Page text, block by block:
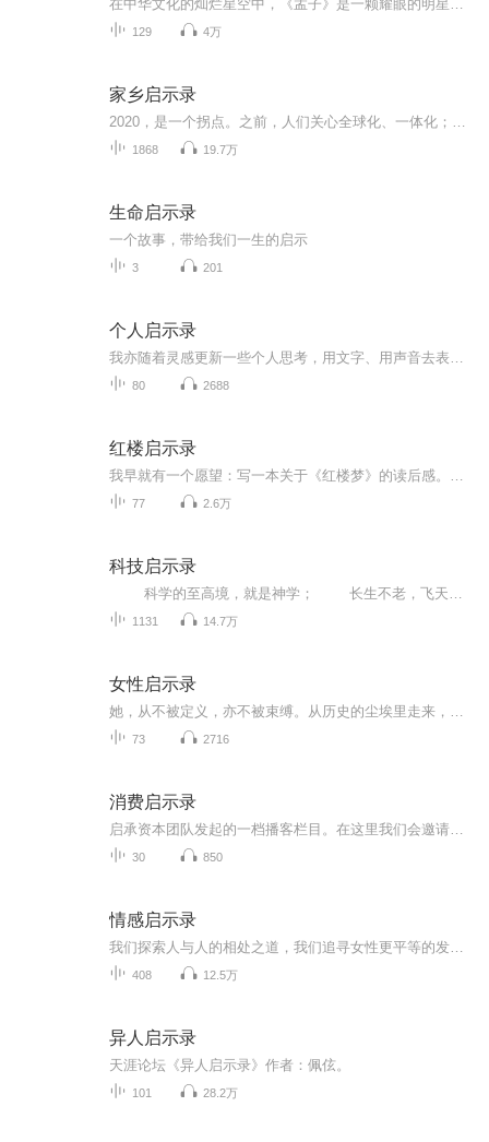
129 4万
家乡启示录
1868 19.7万
生命启示录
一个故事，带给我们一生的启示
3 201
个人启示录
80 2688
红楼启示录
77 2.6万
科技启示录
1131 14.7万
女性启示录
73 2716
消费启示录
30 850
情感启示录
408 12.5万
异人启示录
天涯论坛《异人启示录》作者：佩伭。
101 28.2万